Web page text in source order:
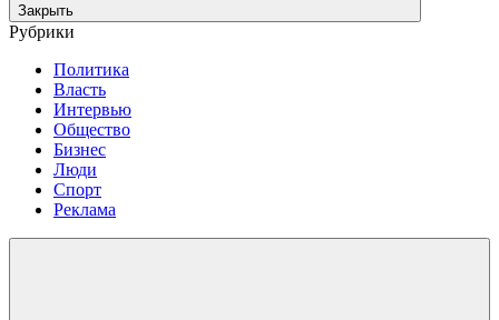
Закрыть
Рубрики
Политика
Власть
Интервью
Общество
Бизнес
Люди
Спорт
Реклама